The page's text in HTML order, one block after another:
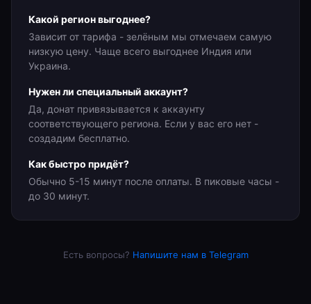
Какой регион выгоднее?
Зависит от тарифа - зелёным мы отмечаем самую
низкую цену. Чаще всего выгоднее Индия или
Украина.
Нужен ли специальный аккаунт?
Да, донат привязывается к аккаунту
соответствующего региона. Если у вас его нет -
создадим бесплатно.
Как быстро придёт?
Обычно 5-15 минут после оплаты. В пиковые часы -
до 30 минут.
Есть вопросы? Напишите нам в Telegram